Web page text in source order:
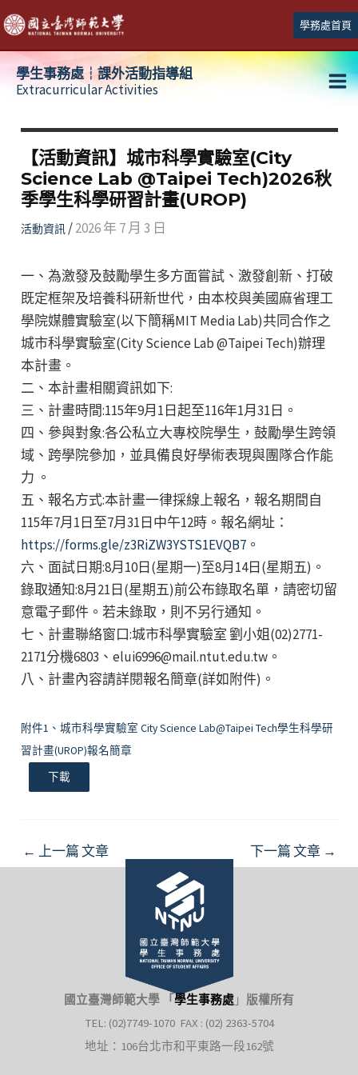
跳
至
主
學務處首頁
學生事務處┆課外活動指導組
Extracurricular Activities
【活動資訊】城市科學實驗室(City
Science Lab @Taipei Tech)2026秋
季學生科學研習計畫(UROP)
活動資訊/2026 年 7 月 3 日
一、為激發及鼓勵學生多方面嘗試、激發創新、打破
既定框架及培養科研新世代，由本校與美國麻省理工
學院媒體實驗室(以下簡稱MIT Media Lab)共同合作之
城市科學實驗室(City Science Lab @Taipei Tech)辦理
本計畫。
二、本計畫相關資訊如下:
三、計畫時間:115年9月1日起至116年1月31日。
四、參與對象:各公私立大專校院學生，鼓勵學生跨領
域、跨學院參加，並具備良好學術表現與團隊合作能
力 。
五、報名方式:本計畫一律採線上報名，報名期間自
115年7月1日至7月31日中午12時。報名網址：
https://forms.gle/z3RiZW3YSTS1EVQB7。
六、面試日期:8月10日(星期一)至8月14日(星期五)。
錄取通知:8月21日(星期五)前公布錄取名單，請密切留
意電子郵件。若未錄取，則不另行通知。
七、計畫聯絡窗口:城市科學實驗室 劉小姐(02)2771-
2171分機6803、elui6996@mail.ntut.edu.tw。
八、計畫內容請詳閱報名簡章(詳如附件)。
附件1、城市科學實驗室 City Science Lab@Taipei Tech學生科學研
習計畫(UROP)報名簡章
下載
Post
navigation
← 上一篇 文章 下一篇 文章 →
國立臺灣師範大學 「 學生事務處 」 版權所有
TEL: (02)7749-1070 FAX : (02) 2363-5704
地址：106台北市和平東路一段162號